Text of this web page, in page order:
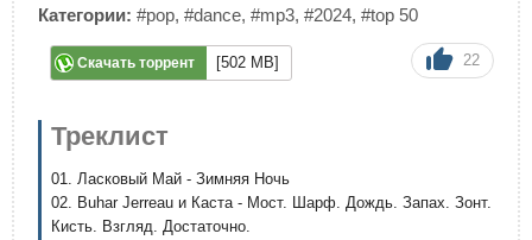
Категории: #pop, #dance, #mp3, #2024, #top 50
Скачать торрент [502 MB] 22
Треклист
01. Ласковый Май - Зимняя Ночь
02. Buhar Jerreau и Каста - Мост. Шарф. Дождь. Запах. Зонт.
Кисть. Взгляд. Достаточно.